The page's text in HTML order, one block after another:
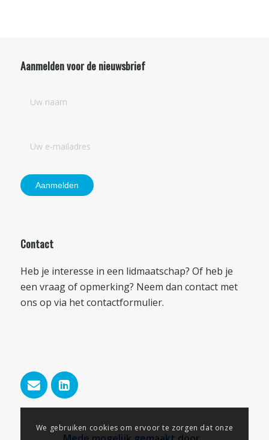
Aanmelden voor de nieuwsbrief
Contact
Heb je interesse in een lidmaatschap? Of heb je
een vraag of opmerking? Neem dan contact met
ons op via hetcontactformulier.
We gebruiken cookies om ervoor te zorgen dat onze